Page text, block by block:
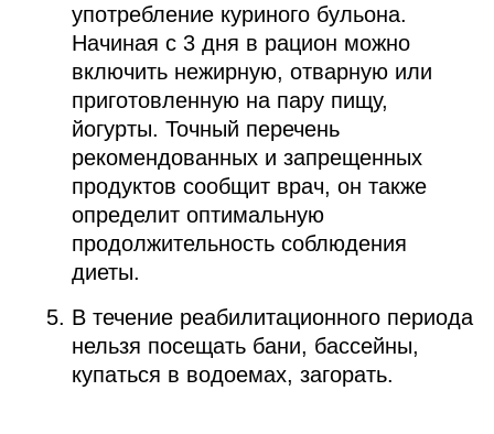
употребление куриного бульона.
Начиная с 3 дня в рацион можно
включить нежирную, отварную или
приготовленную на пару пищу,
йогурты. Точный перечень
рекомендованных и запрещенных
продуктов сообщит врач, он также
определит оптимальную
продолжительность соблюдения
диеты.
В течение реабилитационного периода
нельзя посещать бани, бассейны,
купаться в водоемах, загорать.